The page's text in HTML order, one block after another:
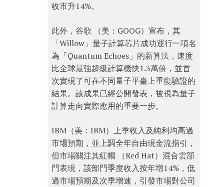
收市升14%。
此外，谷歌 （美：GOOG）宣布，其
「Willow」量子計算芯片成功運行一項名
為「Quantum Echoes」的新算法，速度
比全球最強超級計算機快1.3萬倍，並首
次實現了可在不同量子平臺上重復驗證的
結果。該成果已經公開發表，被視為量子
計算走向實際應用的重要一步。
IBM（美：IBM）上季收入及純利均高過
市場預期，並上調全年自由現金流指引，
但市場關注其紅帽 （Red Hat）混合雲部
門表現，該部門季度收入按年增14%，低
過市場預期及次季增速，引發市場對公司